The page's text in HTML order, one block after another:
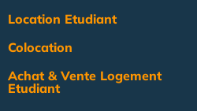
Location Etudiant
Colocation
Achat & Vente Logement
Etudiant